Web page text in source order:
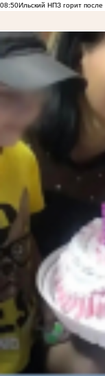
08:50Ильский НПЗ горит